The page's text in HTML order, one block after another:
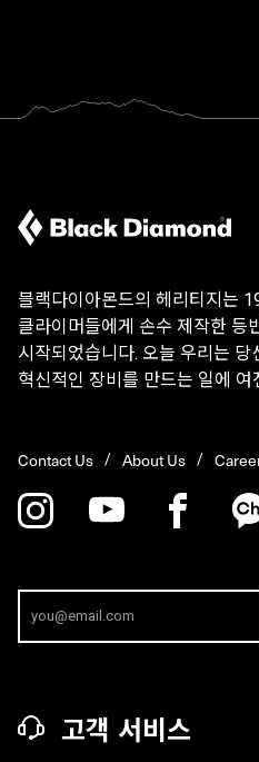
블랙다이아몬드의 헤리티지는
클라이머들에게 손수 제작한 등
시작되었습니다. 오늘 우리는
혁신적인 장비를 만드는 일에
Contact Us About Us
고객 서비스